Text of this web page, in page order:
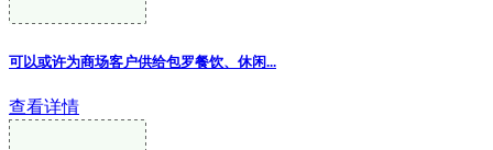
可以或许为商场客户供给包罗餐饮、休闲...
查看详情